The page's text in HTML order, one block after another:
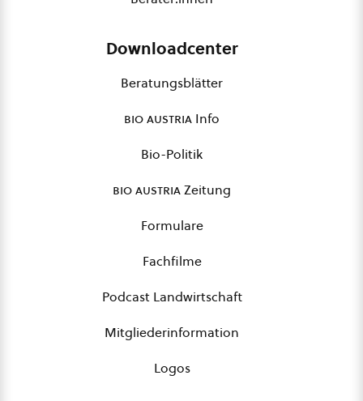
Downloadcenter
Beratungsblätter
bio austria Info
Bio-Politik
bio austriaZeitung
Formulare
Fachfilme
Podcast Landwirtschaft
Mitgliederinformation
Logos